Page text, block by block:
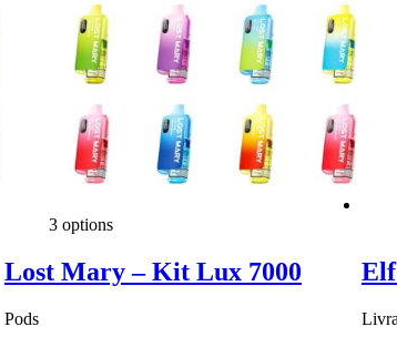
3 options
Lost Mary – Kit Lux 7000
Pods
Elf